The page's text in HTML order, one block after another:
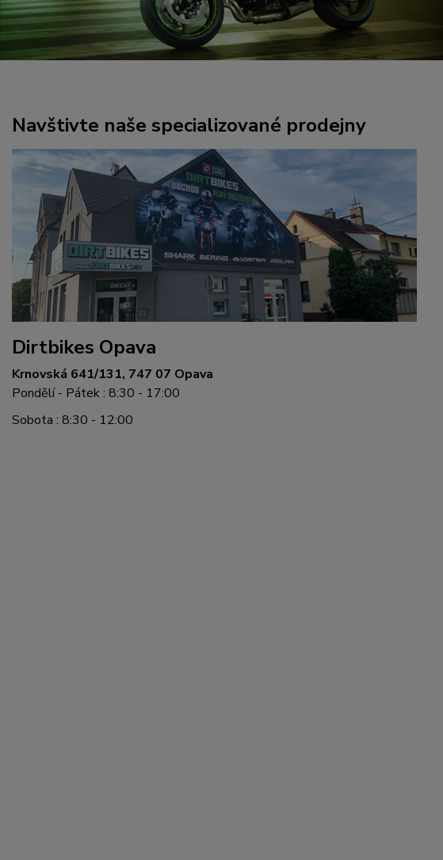
Navštivte naše specializované prodejny
Dirtbikes Opava
Krnovská 641/131, 747 07 Opava
Pondělí - Pátek : 8:30 - 17:00
Sobota : 8:30 - 12:00